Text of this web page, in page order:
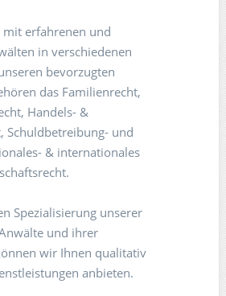
erfahrenen und
in verschiedenen
bevorzugten
das Familienrecht,
Handels- &
Schuldbetreibung- und
& internationales
Spezialisierung unserer
und ihrer
wir Ihnen qualitativ
anbieten.